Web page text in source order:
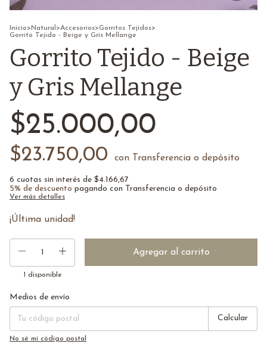
Inicio>Natural >Accesorios>Gorritos Tejidos>
Gorrito Tejido - Beige y Gris Mellange
Gorrito Tejido - Beige
y Gris Mellange
$25.000,00
$23.750,00 con Transferencia o depósito
6 cuotas sin interés de $4.166,67
5% de descuento pagando con Transferencia o depósito
Ver más detalles
¡Última unidad!
1 disponible
Entregas para el CP:
Medios de envío
Calcular
No sé mi código postal